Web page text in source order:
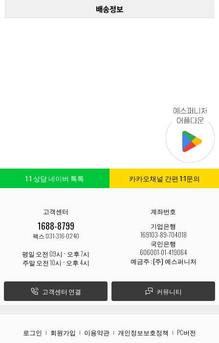
배송정보
1:1 상담 네이버 톡톡 카카오채널 간편 1:1문의
고객센터
1688-8799
팩스 031-316-0240
평일 오전 09시 ~ 오후 7시
주말 오전 10시 ~ 오후 4시
고객센터 연결
계좌번호
기업은행
169103-89-704018
국민은행
606001-01-419064
예금주 :(주) 예스퍼니처
커뮤니티
로그인 회원가입 이용약관 개인정보보호정책 PC버전